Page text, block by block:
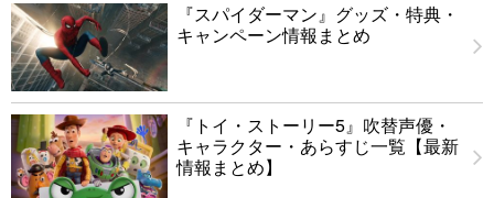
『スパイダーマン』グッズ・特典・
キャンペーン情報まとめ
『トイ・ストーリー5』吹替声優・
キャラクター・あらすじ一覧【最新
情報まとめ】